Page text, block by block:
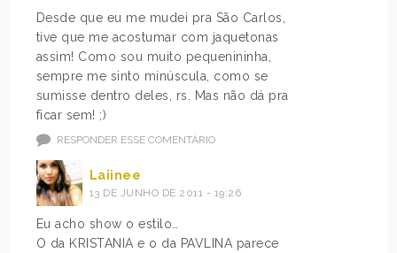
Desde que eu me mudei pra São Carlos,
tive que me acostumar com jaquetonas
assim! Como sou muito pequenininha,
sempre me sinto minúscula, como se
sumisse dentro deles, rs. Mas não dá pra
ficar sem! ;)
RESPONDER ESSE COMENTÁRIO
Laiinee
13 DE JUNHO DE 2011 - 19:26
Eu acho show o estilo…
O da KRISTANIA e o da PAVLINA parece